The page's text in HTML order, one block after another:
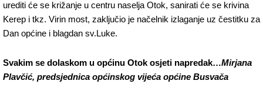
urediti će se križanje u centru naselja Otok, sanirati će se krivina
Kerep i tkz. Virin most, zaključio je načelnik izlaganje uz čestitku za
Dan općine i blagdan sv.Luke.
Svakim se dolaskom u općinu Otok osjeti napredak…Mirjana
Plavčić, predsjednica općinskog vijeća općine Busvača